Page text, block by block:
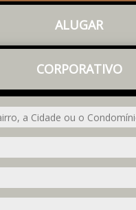
ALUGAR
CORPORATIVO